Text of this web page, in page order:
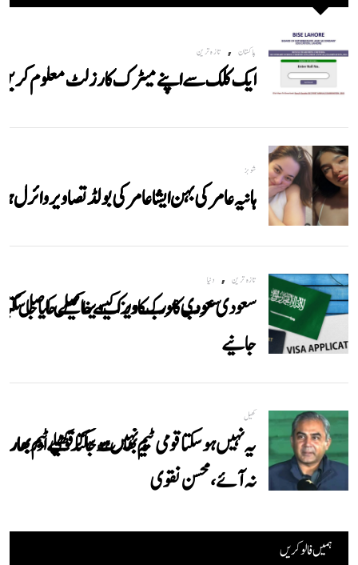
پاکستان , تازہ ترین
ایک کلک سے اپنے میٹرک کا رزلٹ معلوم
شوبز
ہانیہ عامر کی بہن ایشا عامر کی بولڈ تصاویر وائرل
تازہ ترین, دنیا
سعودی عرب کا ورک ویزا کیسے حاصل کیا
جانیے
کھیل
یہ نہیں ہوسکتا قومی ٹیم بھارت جاکر کھیلے اور
نہ آئے، محسن نقوی
ہمیں فالو کریں